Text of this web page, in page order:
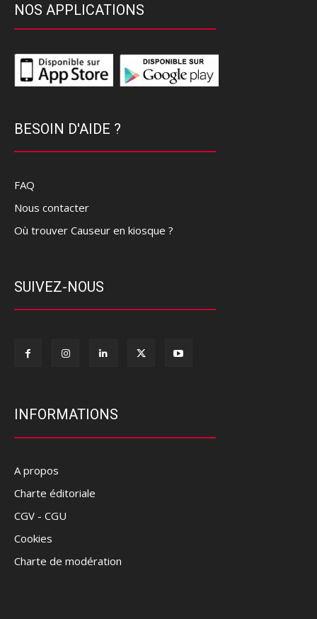
NOS APPLICATIONS
BESOIN D'AIDE ?
FAQ
Nous contacter
Où trouver Causeur en kiosque ?
SUIVEZ-NOUS
INFORMATIONS
A propos
Charte éditoriale
CGV - CGU
Cookies
Charte de modération